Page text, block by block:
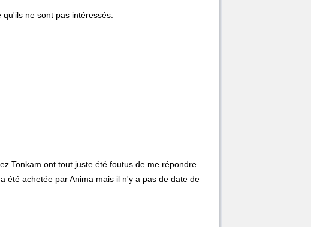
ne sont pas intéressés.
Tonkam ont tout juste été foutus de me répondre
été achetée par Anima mais il n'y a pas de date de